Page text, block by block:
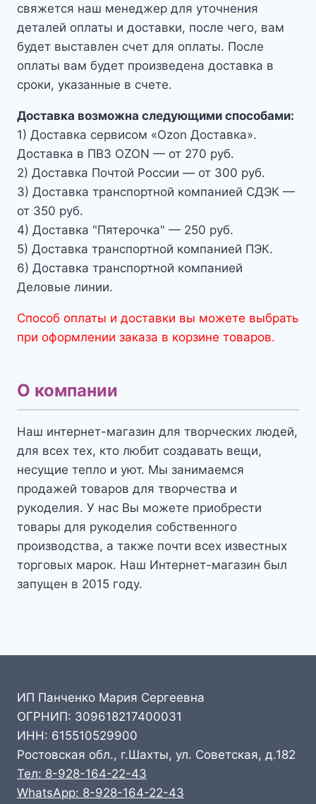
свяжется наш менеджер для уточнения
деталей оплаты и доставки, после чего, вам
будет выставлен счет для оплаты. После
оплаты вам будет произведена доставка в
сроки, указанные в счете.
Доставка возможна следующими способами:
1) Доставка сервисом «Ozon Доставка».
Доставка в ПВЗ OZON — от 270 руб.
2) Доставка Почтой России — от 300 руб.
3) Доставка транспортной компанией СДЭК —
от 350 руб.
4) Доставка "Пятерочка" — 250 руб.
5) Доставка транспортной компанией ПЭК.
6) Доставка транспортной компанией
Деловые линии.
Способ оплаты и доставки вы можете выбрать
при оформлении заказа в корзине товаров.
О компании
Наш интернет-магазин для творческих людей,
для всех тех, кто любит создавать вещи,
несущие тепло и уют. Мы занимаемся
продажей товаров для творчества и
рукоделия. У нас Вы можете приобрести
товары для рукоделия собственного
производства, а также почти всех известных
торговых марок. Наш Интернет-магазин был
запущен в 2015 году.
ИП Панченко Мария Сергеевна
ОГРНИП: 309618217400031
ИНН: 615510529900
Ростовская обл., г.Шахты, ул. Советская, д.182
Тел: 8-928-164-22-43
WhatsApp: 8-928-164-22-43